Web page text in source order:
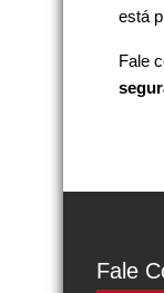
está
Fale
Fale